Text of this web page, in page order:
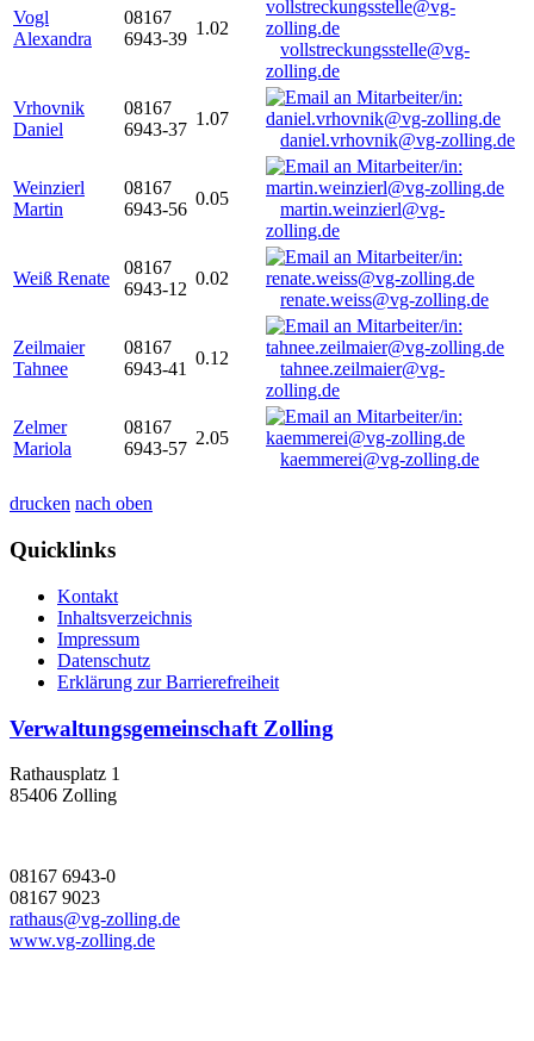
Vogl
Alexandra
08167
6943-39
1.02
vollstreckungsstelle@vg-
zolling.de
Vrhovnik
Daniel
08167
6943-37
1.07
daniel.vrhovnik@vg-zolling.de
Weinzierl
Martin
08167
6943-56
0.05
martin.weinzierl@vg-
zolling.de
Weiß Renate
08167
6943-12
0.02
renate.weiss@vg-zolling.de
Zeilmaier
Tahnee
08167
6943-41
0.12
tahnee.zeilmaier@vg-
zolling.de
Zelmer
Mariola
08167
6943-57
2.05
kaemmerei@vg-zolling.de
drucken nach oben
Quicklinks
Kontakt
Inhaltsverzeichnis
Impressum
Datenschutz
Erklärung zur Barrierefreiheit
Verwaltungsgemeinschaft Zolling
Rathausplatz 1
85406 Zolling
08167 6943-0
08167 9023
rathaus@vg-zolling.de
www.vg-zolling.de